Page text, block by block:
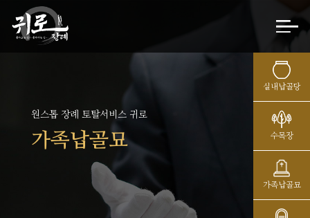
실내납골당
수목장
가족납골묘
원스톱 장례 토탈서비스 귀로
가족납골묘